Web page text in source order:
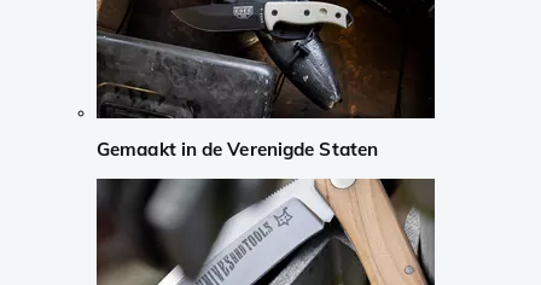
Gemaakt in de Verenigde Staten